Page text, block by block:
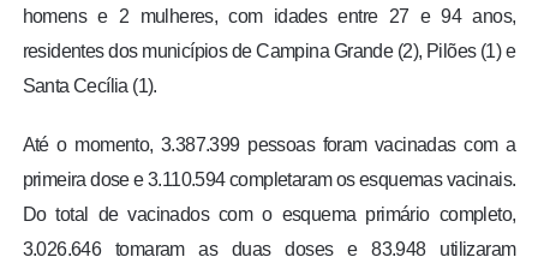
homens e 2 mulheres, com idades entre 27 e 94 anos,
residentes dos municípios de Campina Grande (2), Pilões (1) e
Santa Cecília (1).
Até o momento, 3.387.399 pessoas foram vacinadas com a
primeira dose e 3.110.594 completaram os esquemas vacinais.
Do total de vacinados com o esquema primário completo,
3.026.646 tomaram as duas doses e 83.948 utilizaram